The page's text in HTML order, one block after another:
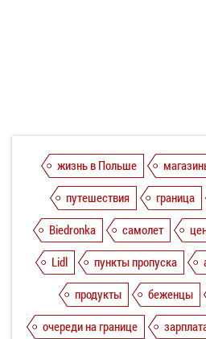
жизнь в Польше
путешествия
граница
Biedronka
самолет
Lidl
пункты пропуска
продукты
беженцы
очереди на границе